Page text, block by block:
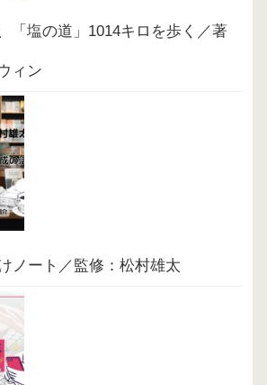
「塩の道」1014キロを歩く／著
ィン
ノート／監修：松村雄太